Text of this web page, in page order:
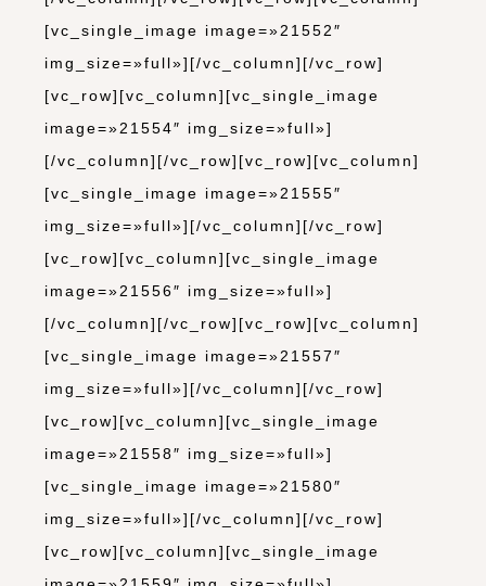
[vc_single_image image=»21552″
img_size=»full»][/vc_column][/vc_row]
[vc_row][vc_column][vc_single_image
image=»21554″ img_size=»full»]
[/vc_column][/vc_row][vc_row][vc_column]
[vc_single_image image=»21555″
img_size=»full»][/vc_column][/vc_row]
[vc_row][vc_column][vc_single_image
image=»21556″ img_size=»full»]
[/vc_column][/vc_row][vc_row][vc_column]
[vc_single_image image=»21557″
img_size=»full»][/vc_column][/vc_row]
[vc_row][vc_column][vc_single_image
image=»21558″ img_size=»full»]
[vc_single_image image=»21580″
img_size=»full»][/vc_column][/vc_row]
[vc_row][vc_column][vc_single_image